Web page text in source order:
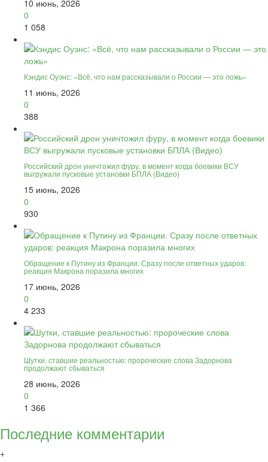
10 июнь, 2026
0
1 058
Кэндис Оуэнс: «Всё, что нам рассказывали о России — это ложь»
11 июнь, 2026
0
388
Российский дрон уничтожил фуру, в момент когда боевики ВСУ
выгружали пусковые установки БПЛА (Видео)
15 июнь, 2026
0
930
Обращение к Путину из Франции. Сразу после ответных ударов:
реакция Макрона поразила многих
17 июнь, 2026
0
4 233
Шутки, ставшие реальностью: пророческие слова Задорнова
продолжают сбываться
28 июнь, 2026
0
1 366
Последние комментарии
+